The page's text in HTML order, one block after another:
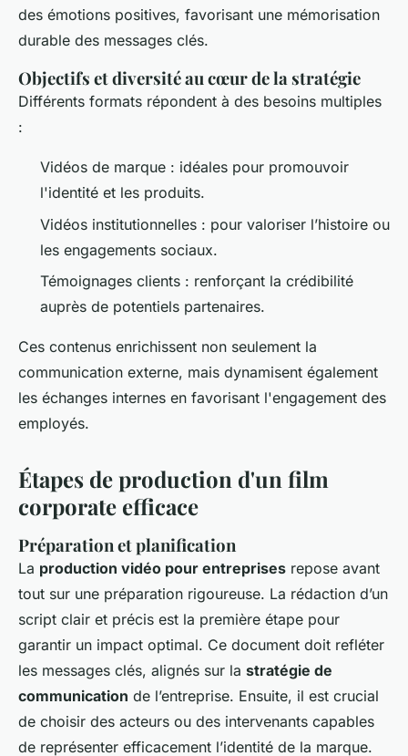
des émotions positives, favorisant une mémorisation
durable des messages clés.
Objectifs et diversité au cœur de la stratégie
Différents formats répondent à des besoins multiples
:
Vidéos de marque : idéales pour promouvoir
l'identité et les produits.
Vidéos institutionnelles : pour valoriser l’histoire ou
les engagements sociaux.
Témoignages clients : renforçant la crédibilité
auprès de potentiels partenaires.
Ces contenus enrichissent non seulement la
communication externe, mais dynamisent également
les échanges internes en favorisant l'engagement des
employés.
Étapes de production d'un film
corporate efficace
Préparation et planification
La production vidéo pour entreprises repose avant
tout sur une préparation rigoureuse. La rédaction d’un
script clair et précis est la première étape pour
garantir un impact optimal. Ce document doit refléter
les messages clés, alignés sur la stratégie de
communication de l’entreprise. Ensuite, il est crucial
de choisir des acteurs ou des intervenants capables
de représenter efficacement l’identité de la marque.